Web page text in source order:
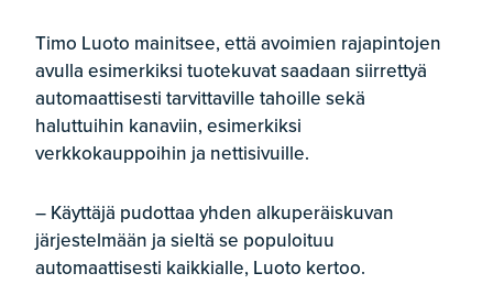
Timo Luoto mainitsee, että avoimien rajapintojen
avulla esimerkiksi tuotekuvat saadaan siirrettyä
automaattisesti tarvittaville tahoille sekä
haluttuihin kanaviin, esimerkiksi
verkkokauppoihin ja nettisivuille.
– Käyttäjä pudottaa yhden alkuperäiskuvan
järjestelmään ja sieltä se populoituu
automaattisesti kaikkialle, Luoto kertoo.